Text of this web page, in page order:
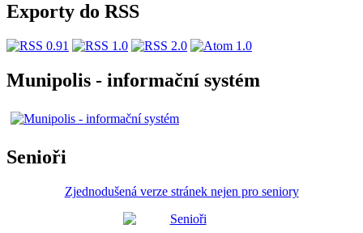
Exporty do RSS
Munipolis - informační systém
Senioři
Zjednodušená verze stránek nejen pro seniory